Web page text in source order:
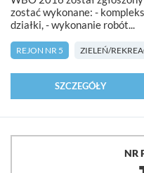
zostać wykonane: -
działki, - wykonanie robót...
REJON NR 5 ZIELEŃ/
SZCZEGÓŁY
NR